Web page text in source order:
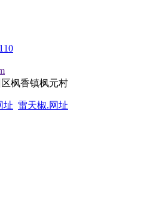
枫香镇枫元村
址 雷天椒.网址